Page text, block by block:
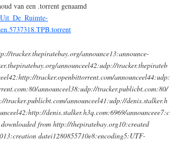
van een .torrent genaamd
tracker.thepiratebay.org/announce13:announce-
announceel42:udp://tracker.thepirateb
tracker.openbittorrent.com/announceel44:udp:
announceel38:udp://tracker.publicbt.com:80/
tracker.publicbt.com/announceel41:udp://denis.stalker.h
denis.stalker.h3q.com:6969/announceee7:c
from http://thepiratebay.org10:created
datei1280855710e8:encoding5:UTF-